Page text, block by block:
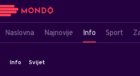
Naslovna Najnovije Info Sport
Info Svijet